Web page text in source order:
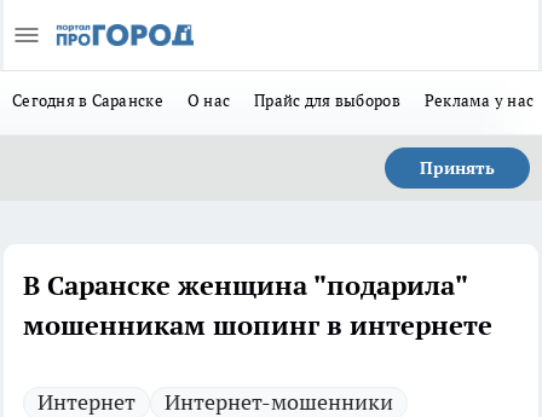
Сегодня в Саранске О нас Прайс для выборов Реклама у нас
Принять
В Саранске женщина "подарила"
мошенникам шопинг в интернете
Интернет Интернет-мошенники